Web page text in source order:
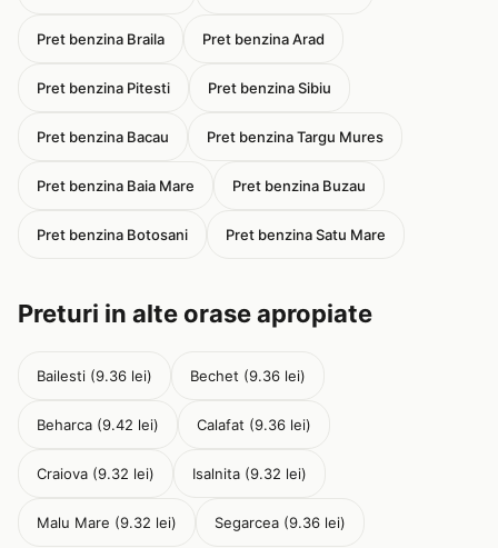
Pret benzina Braila Pret benzina Arad
Pret benzina Pitesti Pret benzina Sibiu
Pret benzina Bacau Pret benzina Targu Mures
Pret benzina Baia Mare Pret benzina Buzau
Pret benzina Botosani Pret benzina Satu Mare
Preturi in alte orase apropiate
Bailesti (9.36 lei) Bechet (9.36 lei)
Beharca (9.42 lei) Calafat (9.36 lei)
Craiova (9.32 lei) Isalnita (9.32 lei)
Malu Mare (9.32 lei) Segarcea (9.36 lei)